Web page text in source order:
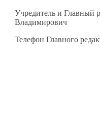
Учредитель и Главный
Владимирович
Телефон Главного